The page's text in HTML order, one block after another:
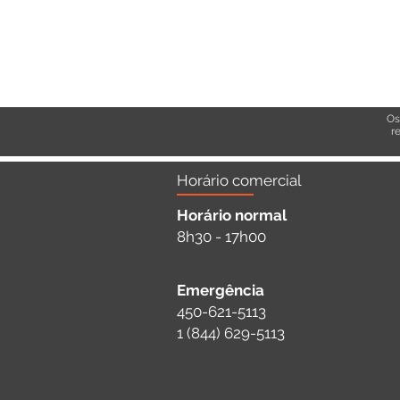
Horário comercial
Horário normal
8h30 - 17h00
Emergência
450-621-5113
1 (844) 629-5113